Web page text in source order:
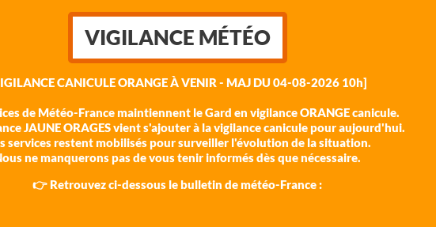
VIGILANCE MÉTÉO
CANICULE ORANGE À VENIR - MAJ DU 04-08-2026 10h]
de Météo-France maintiennent le Gard en vigilance ORANGE canicule.
JAUNE ORAGES vient s'ajouter à la vigilance canicule pour aujourd'hui.
services restent mobilisés pour surveiller l'évolution de la situation.
ne manquerons pas de vous tenir informés dès que nécessaire.
👉 Retrouvez ci-dessous le bulletin de météo-France :